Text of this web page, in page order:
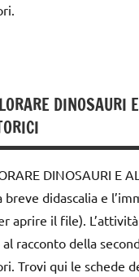
DINOSAURI
DINOSAURI E
breve didascalia e
aprire il file).
racconto della
Trovi qui le schede